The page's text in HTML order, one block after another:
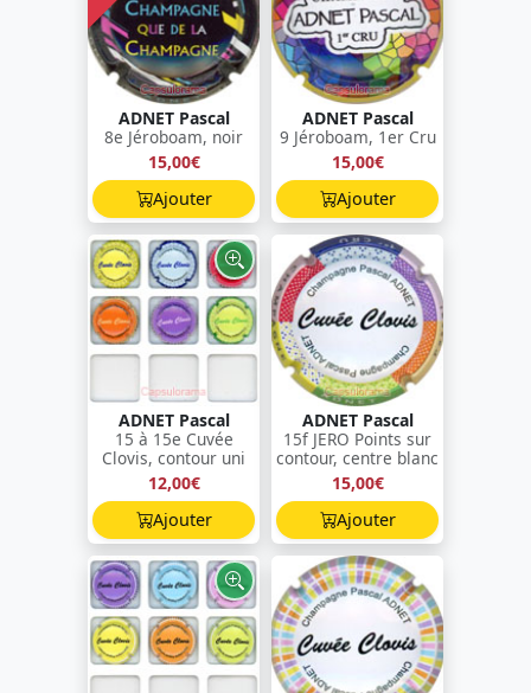
ADNET Pascal
8e Jéroboam, noir
15,00€
Ajouter
ADNET Pascal
9 Jéroboam, 1er Cru
15,00€
Ajouter
ADNET Pascal
15 à 15e Cuvée
Clovis, contour uni
12,00€
Ajouter
ADNET Pascal
15f JERO Points sur
contour, centre blanc
15,00€
Ajouter